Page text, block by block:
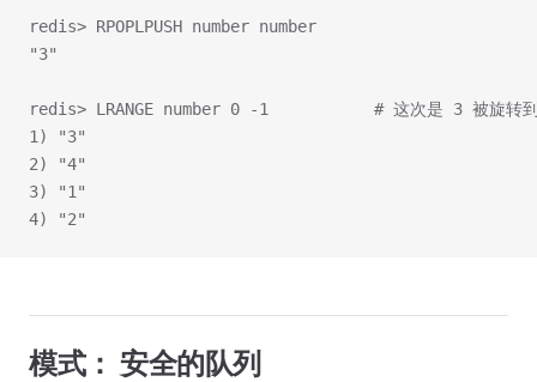
redis> RPOPLPUSH number number
"3"
redis> LRANGE number 0 -1           # 这次是 3 被旋转到
1) "3"
2) "4"
3) "1"
4) "2"
模式： 安全的队列